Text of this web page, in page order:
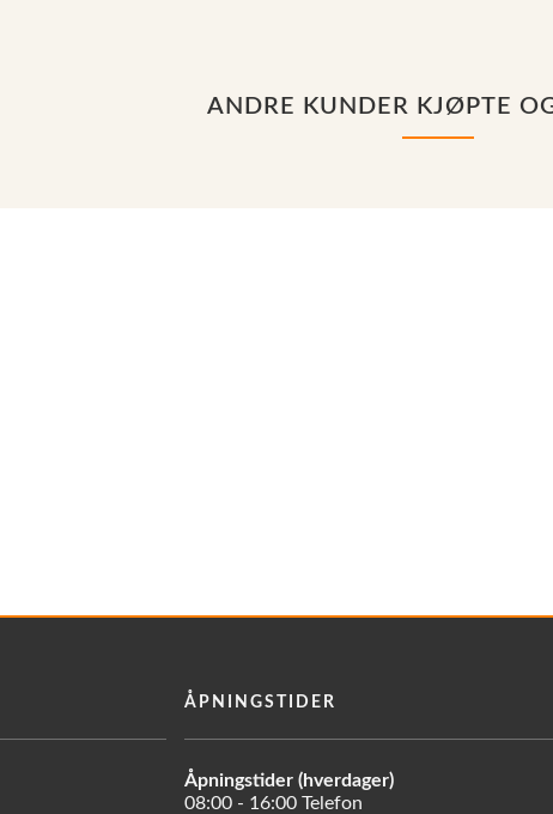
ANDRE KUNDER KJØPTE
ÅPNINGSTIDER
Åpningstider (hverdager)
08:00 - 16:00 Telefon